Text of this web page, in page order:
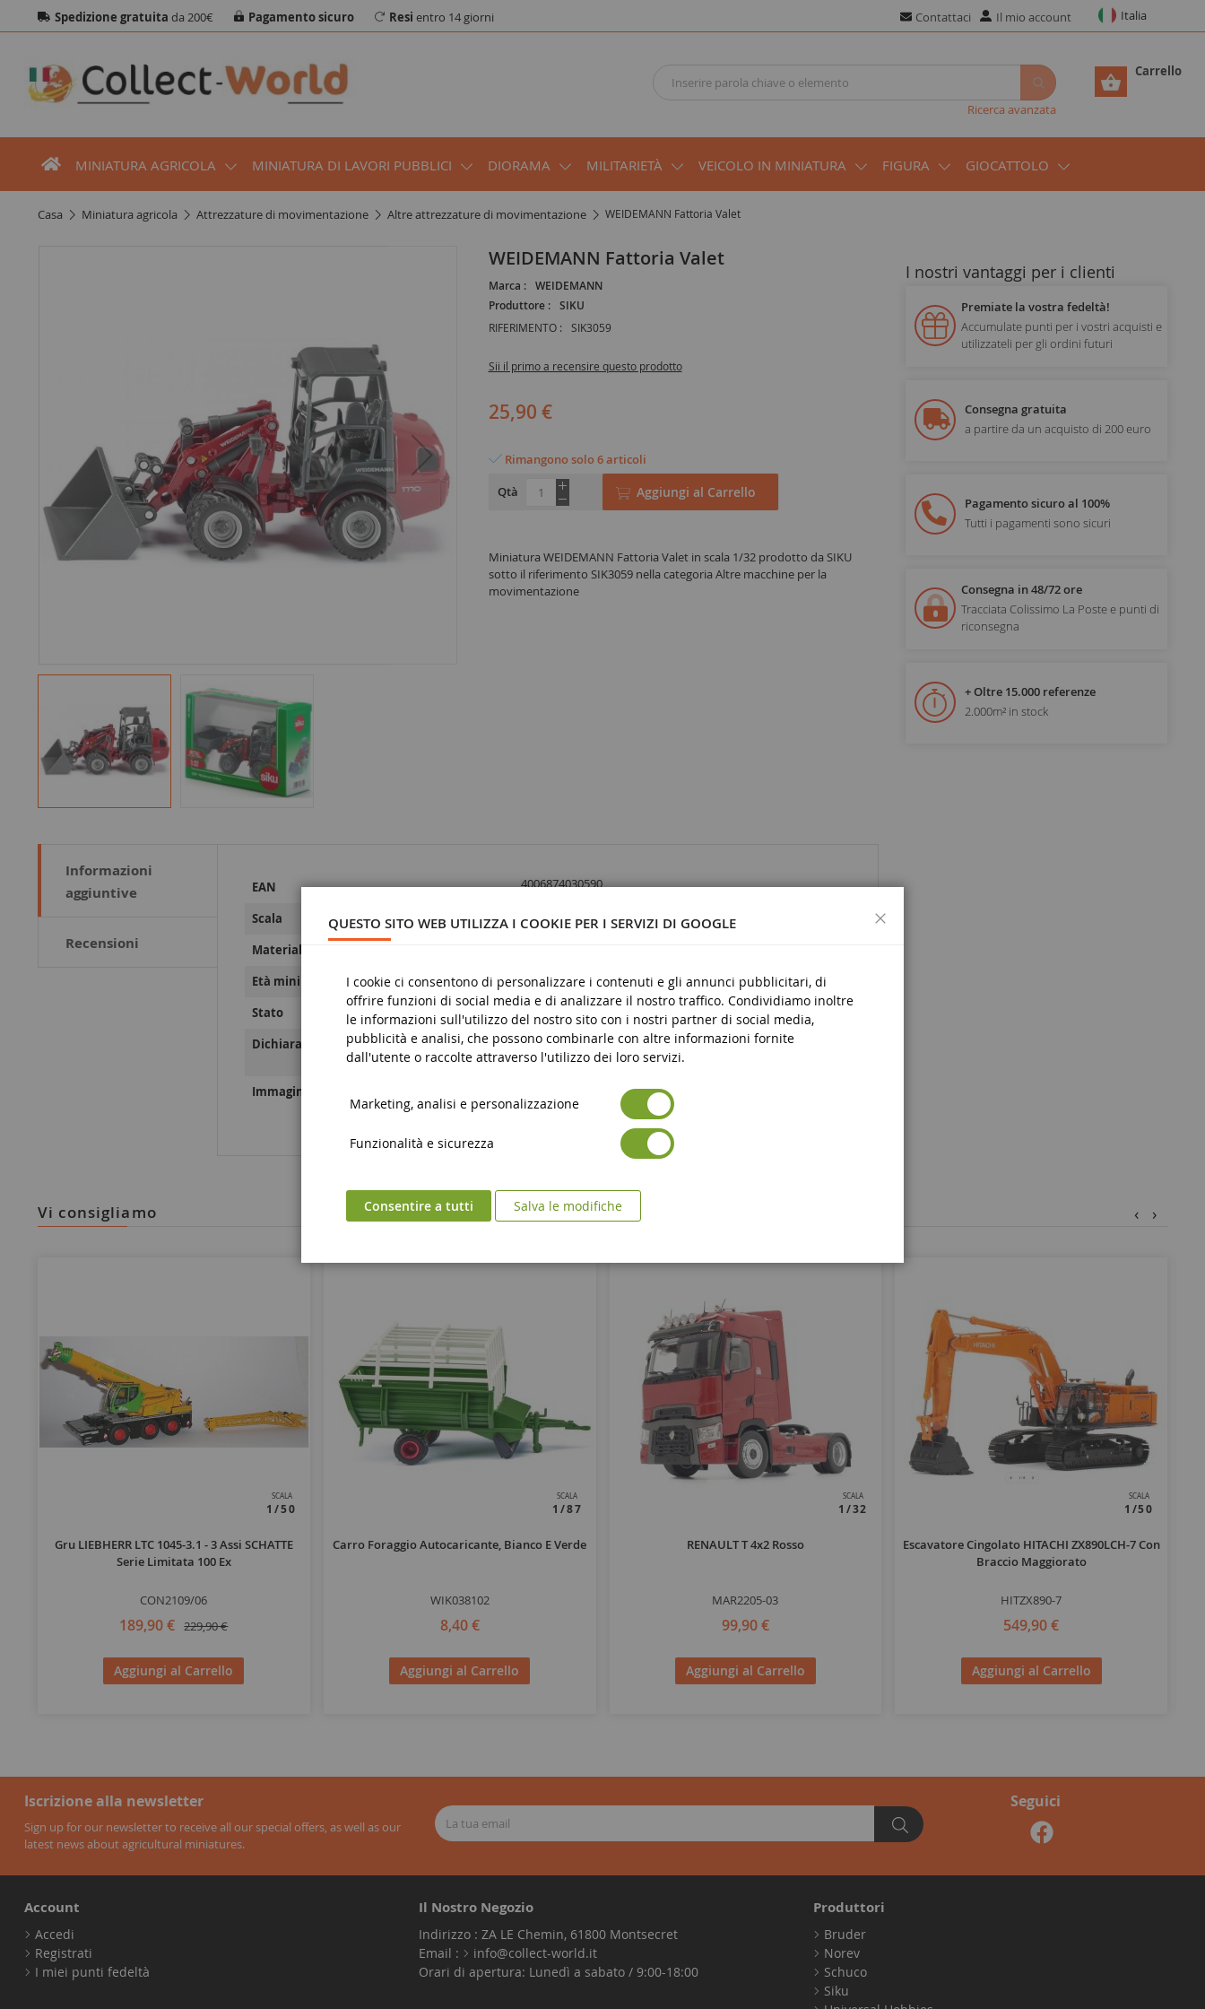
Spedizione gratuita da 200€ Pagamento sicuro Resi entro 14 giorni Contattaci Il mio account Italia
Carrello
Ricerca avanzata
MINIATURA AGRICOLA MINIATURA DI LAVORI PUBBLICI DIORAMA MILITARIETÀ VEICOLO IN MINIATURA FIGURA GIOCATTOLO
casa miniatura agricola attrezzature di movimentazione altre attrezzature di movimentazione WEIDEMANN Fattoria Valet
WEIDEMANN Fattoria Valet
Marca :
WEIDEMANN
Produttore :
SIKU
RIFERIMENTO : SIK3059
Sii il primo a recensire questo prodotto
25,90 €
Rimangono solo 6 articoli
Qtà
Aggiungi al Carrello
Miniatura WEIDEMANN Fattoria Valet in scala 1/32 prodotto da SIKU
sotto il riferimento SIK3059 nella categoria Altre macchine per la
movimentazione
Informazioni
aggiuntive
Recensioni
Informazioni
EAN 4006874030590
Scala
Materiale
Età minima 3 anni e oltre
Stato Nove
Dichiarazioni sulla sicurezza dei prodotti
Avertissement : ne convient pas aux enfants de moins de 3
ans.
Immagini relative alla sicurezza dei prodotti
I nostri vantaggi per i clienti
Premiate la vostra fedeltà!
Accumulate punti per i vostri acquisti e
utilizzateli per gli ordini futuri
Consegna gratuita
a partire da un acquisto di 200 euro
Pagamento sicuro al 100%
Tutti i pagamenti sono sicuri
Consegna in 48/72 ore
Tracciata Colissimo La Poste e punti di
riconsegna
+ Oltre 15.000 referenze
2.000m² in stock
vi consigliamo
SCALA
1/50
Gru LIEBHERR LTC 1045-3.1 - 3 Assi SCHATTE
Serie Limitata 100 Ex
CON2109/06
189,90 € 229,90 €
Aggiungi al Carrello
SCALA
1/87
Carro Foraggio Autocaricante, Bianco E Verde
WIK038102
8,40 €
Aggiungi al Carrello
SCALA
1/32
RENAULT T 4x2 Rosso
MAR2205-03
99,90 €
Aggiungi al Carrello
SCALA
1/50
Escavatore Cingolato HITACHI ZX890LCH-7 Con
Braccio Maggiorato
HITZX890-7
549,90 €
Aggiungi al Carrello
‹ ›
Iscrizione alla newsletter
Sign up for our newsletter to receive all our special offers, as well as our
latest news about agricultural miniatures.
Seguici
Account
Accedi
Registrati
I miei punti fedeltà
Il Nostro Negozio
Indirizzo : ZA LE Chemin, 61800 Montsecret
Email :
info@collect-world.it
Orari di apertura: Lunedì a sabato / 9:00-18:00
Produttori
Bruder
Norev
Schuco
Siku
QUESTO SITO WEB UTILIZZA I COOKIE PER I SERVIZI DI GOOGLE
I cookie ci consentono di personalizzare i contenuti e gli annunci pubblicitari, di
offrire funzioni di social media e di analizzare il nostro traffico. Condividiamo inoltre
le informazioni sull'utilizzo del nostro sito con i nostri partner di social media,
pubblicità e analisi, che possono combinarle con altre informazioni fornite
dall'utente o raccolte attraverso l'utilizzo dei loro servizi.
Marketing, analisi e personalizzazione
Funzionalità e sicurezza
Consentire a tutti Salva le modifiche